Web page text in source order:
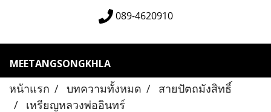
089-4620910
MEETANGSONGKHLA
หน้าแรก บทความทั้งหมด
สายปัตถมังสิทธิ์
เหรียญหลวงพ่ออินทร์